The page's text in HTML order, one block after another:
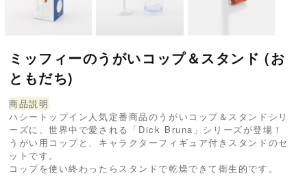
ミッフィーのうがいコップ＆スタンド (お
ともだち)
商品説明
ハシートップイン人気定番商品のうがいコップ＆スタンドシリ
ーズに、世界中で愛される「Dick Bruna」シリーズが登場！
うがい用コップと、キャラクターフィギュア付きスタンドのセ
ットです。
コップを使い終わったらスタンドで乾燥できて衛生的です。